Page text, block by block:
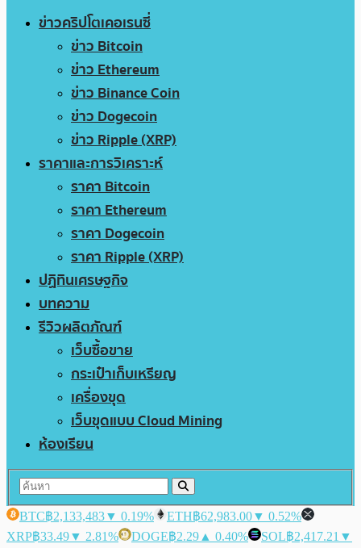
ข่าวคริปโตเคอเรนซี่
ข่าว Bitcoin
ข่าว Ethereum
ข่าว Binance Coin
ข่าว Dogecoin
ข่าว Ripple (XRP)
ราคาและการวิเคราะห์
ราคา Bitcoin
ราคา Ethereum
ราคา Dogecoin
ราคา Ripple (XRP)
ปฏิทินเศรษฐกิจ
บทความ
รีวิวผลิตภัณฑ์
เว็บซื้อขาย
กระเป๋าเก็บเหรียญ
เครื่องขุด
เว็บขุดแบบ Cloud Mining
ห้องเรียน
BTC฿2,133,483▼ 0.19% ETH฿62,983.00▼ 0.52%
XRP฿33.49▼ 2.81% DOGE฿2.29 ▲ 0.40% SOL฿2,417.21 ▼